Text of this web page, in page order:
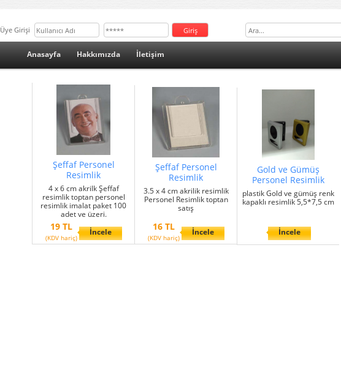
Üye Girişi
Anasayfa Hakkımızda İletişim
Şeffaf Personel
Resimlik
4 x 6 cm akrilk Şeffaf
resimlik toptan personel
resimlik imalat paket 100
adet ve üzeri.
19 TL
(KDV hariç)
İncele
Şeffaf Personel
Resimlik
3.5 x 4 cm akrilik resimlik
Personel Resimlik toptan
satış
16 TL
(KDV hariç)
İncele
Gold ve Gümüş
Personel Resimlik
plastik Gold ve gümüş renk
kapaklı resimlik 5,5*7,5 cm
İncele